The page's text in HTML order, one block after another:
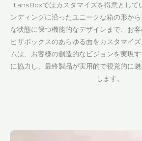
LansBoxではカスタマイズを得意として
ンディングに沿ったユニークな箱の形か
な状態に保つ機能的なデザインまで、お
ピザボックスのあらゆる面をカスタマイ
ムは、お客様の創造的なビジョンを実現
に協力し、最終製品が実用的で視覚的に
します。